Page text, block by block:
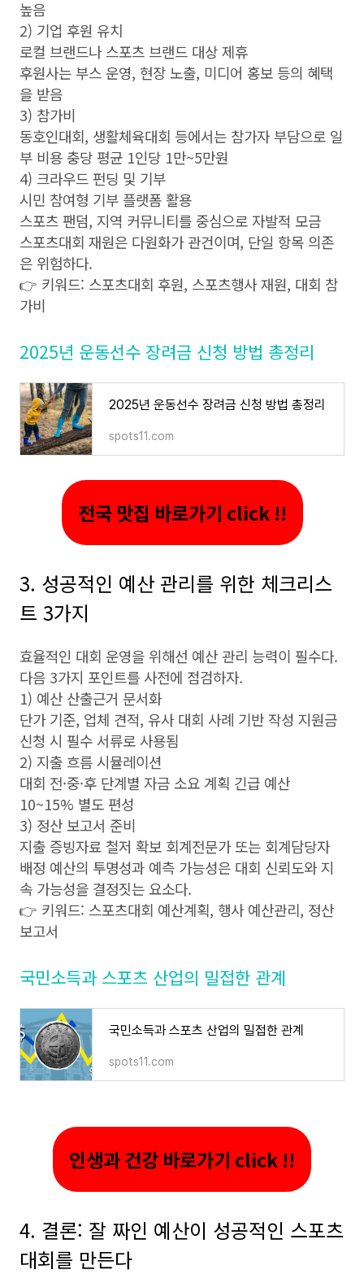
높음
2) 기업 후원 유치
로컬 브랜드나 스포츠 브랜드 대상 제휴
후원사는 부스 운영, 현장 노출, 미디어 홍보 등의 혜택
을 받음
3) 참가비
동호인대회, 생활체육대회 등에서는 참가자 부담으로 일
부 비용 충당 평균 1인당 1만~5만원
4) 크라우드 펀딩 및 기부
시민 참여형 기부 플랫폼 활용
스포츠 팬덤, 지역 커뮤니티를 중심으로 자발적 모금
스포츠대회 재원은 다원화가 관건이며, 단일 항목 의존
은 위험하다.
👉 키워드: 스포츠대회 후원, 스포츠행사 재원, 대회 참
가비
2025년 운동선수 장려금 신청 방법 총정리
2025년 운동선수 장려금 신청 방법 총정리
spots11.com
전국 맛집 바로가기 click !!
3. 성공적인 예산 관리를 위한 체크리스
트 3가지
효율적인 대회 운영을 위해선 예산 관리 능력이 필수다.
다음 3가지 포인트를 사전에 점검하자.
1) 예산 산출근거 문서화
단가 기준, 업체 견적, 유사 대회 사례 기반 작성 지원금
신청 시 필수 서류로 사용됨
2) 지출 흐름 시뮬레이션
대회 전·중·후 단계별 자금 소요 계획 긴급 예산
10~15% 별도 편성
3) 정산 보고서 준비
지출 증빙자료 철저 확보 회계전문가 또는 회계담당자
배정 예산의 투명성과 예측 가능성은 대회 신뢰도와 지
속 가능성을 결정짓는 요소다.
👉 키워드: 스포츠대회 예산계획, 행사 예산관리, 정산
보고서
국민소득과 스포츠 산업의 밀접한 관계
국민소득과 스포츠 산업의 밀접한 관계
spots11.com
인생과 건강 바로가기 click !!
4. 결론: 잘 짜인 예산이 성공적인 스포츠
대회를 만든다